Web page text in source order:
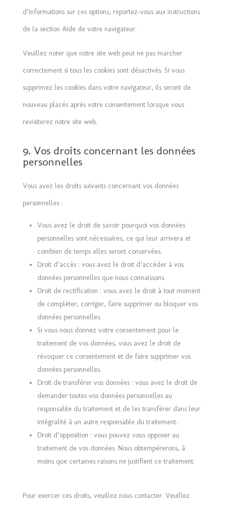
d’informations sur ces options, reportez-vous aux instructions
de la section Aide de votre navigateur.
Veuillez noter que notre site web peut ne pas marcher
correctement si tous les cookies sont désactivés. Si vous
supprimez les cookies dans votre navigateur, ils seront de
nouveau placés après votre consentement lorsque vous
revisiterez notre site web.
9. Vos droits concernant les données
personnelles
Vous avez les droits suivants concernant vos données
personnelles :
Vous avez le droit de savoir pourquoi vos données
personnelles sont nécessaires, ce qui leur arrivera et
combien de temps elles seront conservées.
Droit d’accès : vous avez le droit d’accéder à vos
données personnelles que nous connaissons.
Droit de rectification : vous avez le droit à tout moment
de compléter, corriger, faire supprimer ou bloquer vos
données personnelles.
Si vous nous donnez votre consentement pour le
traitement de vos données, vous avez le droit de
révoquer ce consentement et de faire supprimer vos
données personnelles.
Droit de transférer vos données : vous avez le droit de
demander toutes vos données personnelles au
responsable du traitement et de les transférer dans leur
intégralité à un autre responsable du traitement.
Droit d’opposition : vous pouvez vous opposer au
traitement de vos données. Nous obtempérerons, à
moins que certaines raisons ne justifient ce traitement.
Pour exercer ces droits, veuillez nous contacter. Veuillez